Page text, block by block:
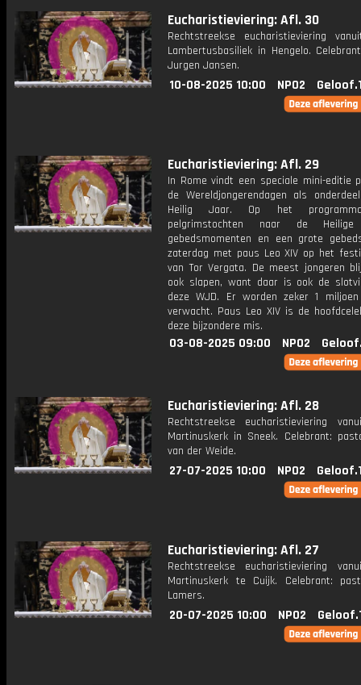
Eucharistieviering: Afl. 30
Rechtstreekse eucharistieviering
Lambertusbasiliek in Hengelo.
Jurgen Jansen.
10-08-2025 10:00 NPO2
Eucharistieviering: Afl. 29
In Rome vindt een speciale mini-editie
de Wereldjongerendagen als
Heilig Jaar. Op het
pelgrimstochten naar de Heilige
gebedsmomenten en een grote
zaterdag met paus Leo XIV op het
van Tor Vergata. De meest jongeren
ook slapen, want daar is ook de
deze WJD. Er worden zeker 1
verwacht. Paus Leo XIV is de
deze bijzondere mis.
03-08-2025 09:00 NPO2
Eucharistieviering: Afl. 28
Rechtstreekse eucharistieviering
Martinuskerk in Sneek. Celebrant:
van der Weide.
27-07-2025 10:00 NPO2
Eucharistieviering: Afl. 27
Rechtstreekse eucharistieviering
Martinuskerk te Cuijk. Celebrant:
Lamers.
20-07-2025 10:00 NPO2